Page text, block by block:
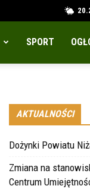
SPORT
AKTUALNOŚCI
Dożynki Powiatu
Zmiana na
Centrum